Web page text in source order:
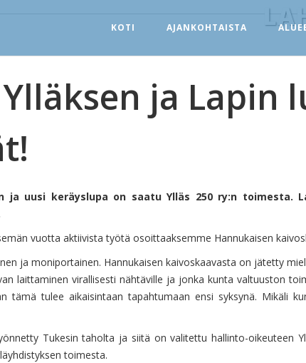
KOTI AJANKOHTAISTA
ja Lapin
ja uusi keräyslupa on saatu Ylläs 250 ry:n toimesta.
vuotta aktiivista työtä osoittaaksemme Hannukaisen
ja moniportainen. Hannukaisen kaivoskaavasta on jätetty
laittaminen virallisesti nähtäville ja jonka kunta valtuuston
tämä tulee aikaisintaan tapahtumaan ensi syksynä. Mikäli
Tukesin taholta ja siitä on valitettu hallinto-oikeuteen
toimesta.